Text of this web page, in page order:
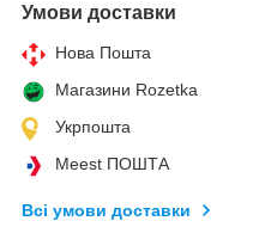
Умови доставки
Нова Пошта
Магазини Rozetka
Укрпошта
Meest ПОШТА
Всі умови доставки